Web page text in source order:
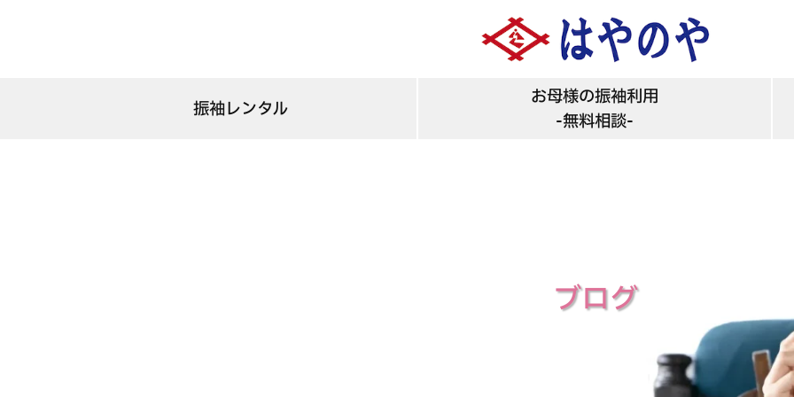
振袖レンタル
お母様の振袖利用
-無料相談-
ブログ